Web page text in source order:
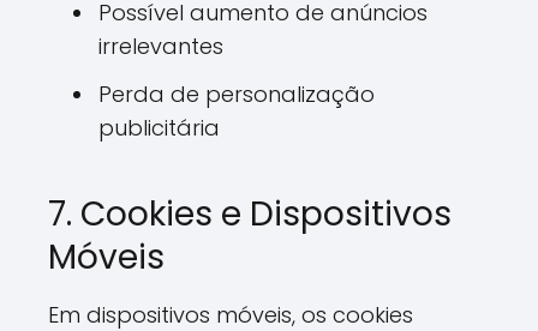
Possível aumento de anúncios
irrelevantes
Perda de personalização
publicitária
7. Cookies e Dispositivos
Móveis
Em dispositivos móveis, os cookies